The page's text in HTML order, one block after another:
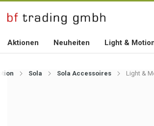
HOCHWERTIGES BIKEZUBEHÖR SEIT
Aktionen Neuheiten Light &
Sola Sola Accessoires Light &